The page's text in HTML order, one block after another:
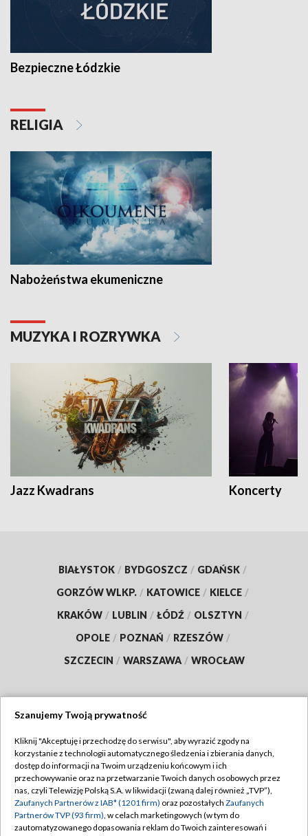
Bezpieczne Łódzkie
RELIGIA
Nabożeństwa ekumeniczne
MUZYKA I ROZRYWKA
Jazz Kwadrans Koncerty
BIAŁYSTOK / BYDGOSZCZ / GDAŃSK /
GORZÓW WLKP. / KATOWICE / KIELCE /
KRAKÓW / LUBLIN / ŁÓDŹ / OLSZTYN /
OPOLE / POZNAŃ / RZESZÓW /
SZCZECIN / WARSZAWA / WROCŁAW
TVP
Abonament TVP
Emisja w TVP
Centrum informacji TVP
Regulamin TVP
Polityka prywatności
Moje zgody
Szanujemy Twoją prywatność
Kliknij "Akceptuję i przechodzę do serwisu", aby wyrazić zgody na
korzystanie z technologii automatycznego śledzenia i zbierania danych,
dostęp do informacji na Twoim urządzeniu końcowym i ich
przechowywanie oraz na przetwarzanie Twoich danych osobowych przez
nas, czyli Telewizję Polską S.A. w likwidacji (zwaną dalej również „TVP”),
Zaufanych Partnerów z IAB* (1201 firm) oraz pozostałych Zaufanych
Partnerów TVP (93 firm), w celach marketingowych (w tym do
zautomatyzowanego dopasowania reklam do Twoich zainteresowań i